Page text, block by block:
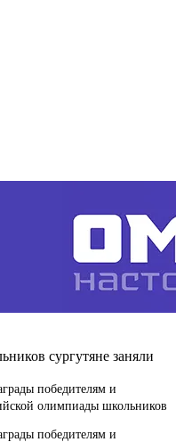
сургутяне заняли
победителям и
олимпиады школьников
победителям и